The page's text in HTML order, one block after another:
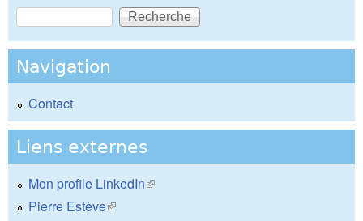
Formulaire de recherche
Recherche
Navigation
Contact
Liens externes
Mon profile LinkedIn(le lien est externe)
Pierre Estève(le lien est externe)